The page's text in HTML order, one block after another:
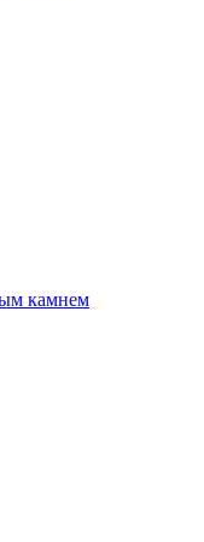
камнем